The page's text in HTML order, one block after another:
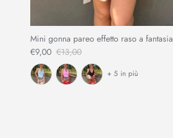
Mini gonna pareo effetto raso a fantasia
€9,00 €13,00
+ 5 in più